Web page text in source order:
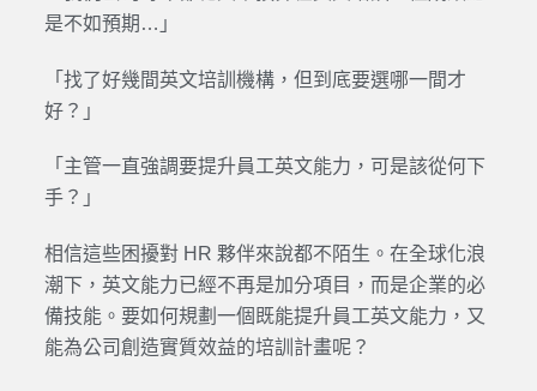
是不如預期…」
「找了好幾間英文培訓機構，但到底要選哪一間才
好？」
「主管一直強調要提升員工英文能力，可是該從何下
手？」
相信這些困擾對 HR 夥伴來說都不陌生。在全球化浪
潮下，英文能力已經不再是加分項目，而是企業的必
備技能。要如何規劃一個既能提升員工英文能力，又
能為公司創造實質效益的培訓計畫呢？